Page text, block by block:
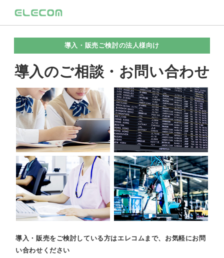
導入・販売ご検討の法人様向け
導入のご相談・お問い合わせ
導入・販売をご検討している方はエレコムまで、お気軽にお問
い合わせください